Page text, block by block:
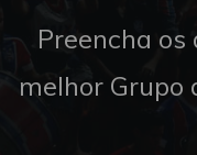
Preencha
melhor Grupo